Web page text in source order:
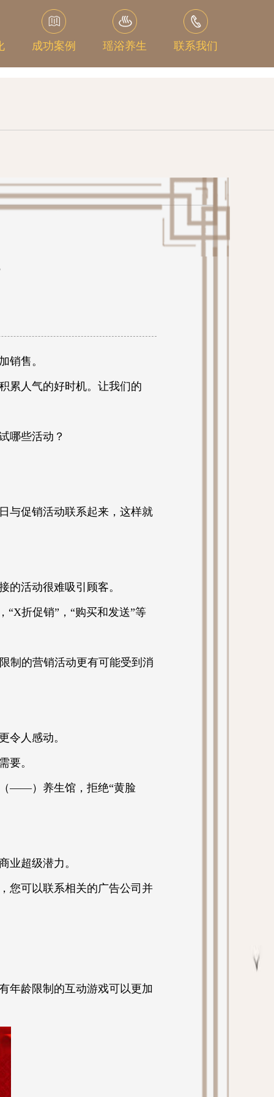
成功案例 瑶浴养生 联系我们
销售。
累人气的好时机。让我们的
哪些活动？
与促销活动联系起来，这样就
的活动很难吸引顾客。
“X折促销”，“购买和发送”等
制的营销活动更有可能受到消
令人感动。
要。
——）养生馆，拒绝“黄脸
业超级潜力。
您可以联系相关的广告公司并
年龄限制的互动游戏可以更加